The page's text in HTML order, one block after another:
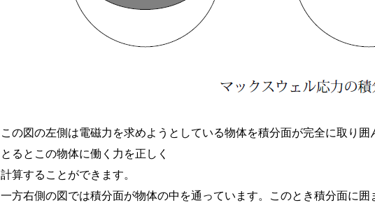
この図の左側は電磁力を求めようとしている物体を積分面が完全に取り
とるとこの物体に働く力を正しく
計算することができます。
一方右側の図では積分面が物体の中を通っています。このとき積分面に